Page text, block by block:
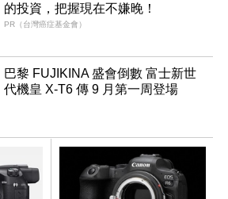
的投資，把握現在不嫌晚！
PR（台灣癌症基金會）
巴黎 FUJIKINA 盛會倒數 富士新世
代機皇 X-T6 傳 9 月第一周登場